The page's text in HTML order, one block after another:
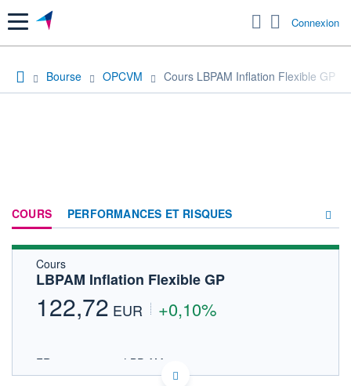
Menu Connexion
Bourse OPCVM Cours LBPAM Inflation Flexible GP
COURS PERFORMANCES ET RISQUES
FORUM
Cours
LBPAM Inflation Flexible GP
122,72 EUR +0,10%
FR0013358058 - LBP AM
OPCVM DERNIER COURS CONNU AU 04/08/2026